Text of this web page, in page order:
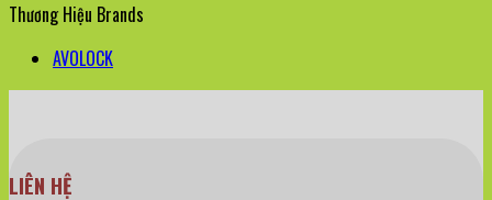
Thương Hiệu Brands
AVOLOCK
LIÊN HỆ